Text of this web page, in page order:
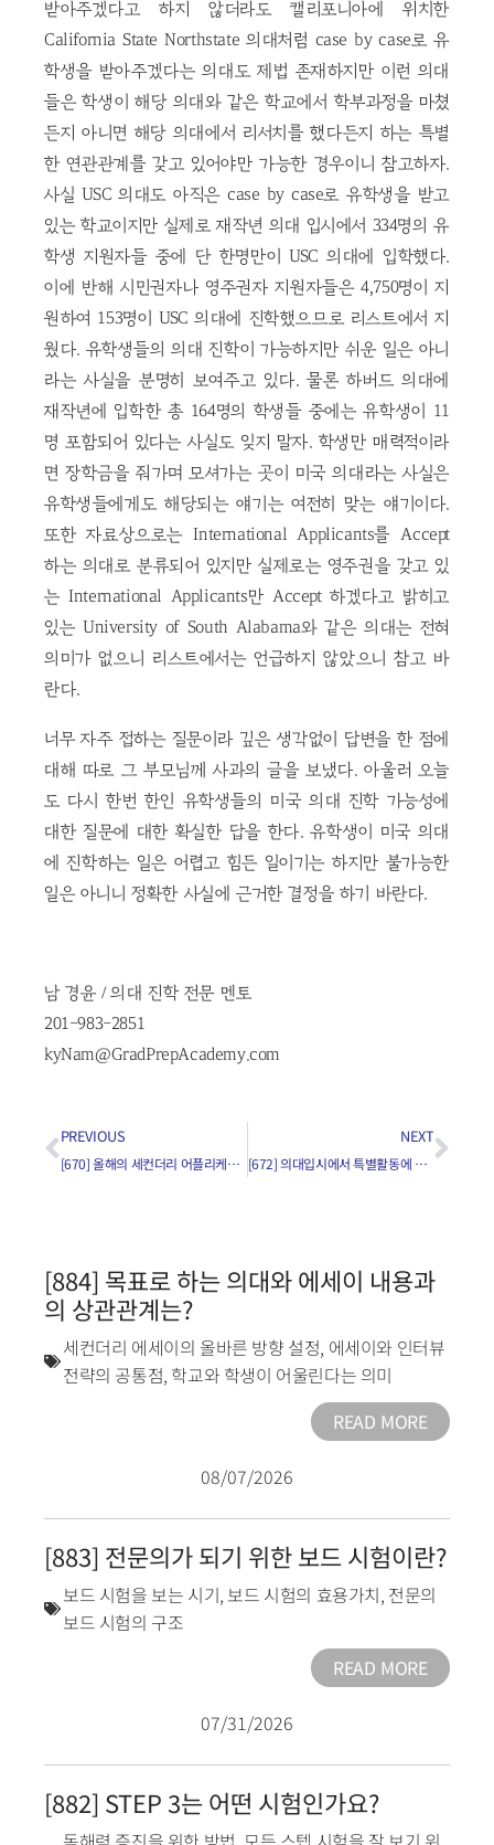
받아주겠다고 하지 않더라도 캘리포니아에 위치한
California State Northstate 의대처럼 case by case로 유
학생을 받아주겠다는 의대도 제법 존재하지만 이런 의대
들은 학생이 해당 의대와 같은 학교에서 학부과정을 마쳤
든지 아니면 해당 의대에서 리서치를 했다든지 하는 특별
한 연관관계를 갖고 있어야만 가능한 경우이니 참고하자.
사실 USC 의대도 아직은 case by case로 유학생을 받고
있는 학교이지만 실제로 재작년 의대 입시에서 334명의 유
학생 지원자들 중에 단 한명만이 USC 의대에 입학했다.
이에 반해 시민권자나 영주권자 지원자들은 4,750명이 지
원하여 153명이 USC 의대에 진학했으므로 리스트에서 지
웠다. 유학생들의 의대 진학이 가능하지만 쉬운 일은 아니
라는 사실을 분명히 보여주고 있다. 물론 하버드 의대에
재작년에 입학한 총 164명의 학생들 중에는 유학생이 11
명 포함되어 있다는 사실도 잊지 말자. 학생만 매력적이라
면 장학금을 줘가며 모셔가는 곳이 미국 의대라는 사실은
유학생들에게도 해당되는 얘기는 여전히 맞는 얘기이다.
또한 자료상으로는 International Applicants를 Accept
하는 의대로 분류되어 있지만 실제로는 영주권을 갖고 있
는 International Applicants만 Accept 하겠다고 밝히고
있는 University of South Alabama와 같은 의대는 전혀
의미가 없으니 리스트에서는 언급하지 않았으니 참고 바
란다.
너무 자주 접하는 질문이라 깊은 생각없이 답변을 한 점에
대해 따로 그 부모님께 사과의 글을 보냈다. 아울러 오늘
도 다시 한번 한인 유학생들의 미국 의대 진학 가능성에
대한 질문에 대한 확실한 답을 한다. 유학생이 미국 의대
에 진학하는 일은 어렵고 힘든 일이기는 하지만 불가능한
일은 아니니 정확한 사실에 근거한 결정을 하기 바란다.
남 경윤 / 의대 진학 전문 멘토
201-983-2851
kyNam@GradPrepAcademy.com
PREVIOUS
[670] 올해의 세컨더리 어플리케이션 진행상황은?
NEXT
[672] 의대입시에서 특별활동에 대한 증빙서류는 어떻게 제출하나요?
[884] 목표로 하는 의대와 에세이 내용과
의 상관관계는?
세컨더리 에세이의 올바른 방향 설정, 에세이와 인터뷰
전략의 공통점, 학교와 학생이 어울린다는 의미
READ MORE
08/07/2026
[883] 전문의가 되기 위한 보드 시험이란?
보드 시험을 보는 시기, 보드 시험의 효용가치, 전문의
보드 시험의 구조
READ MORE
07/31/2026
[882] STEP 3는 어떤 시험인가요?